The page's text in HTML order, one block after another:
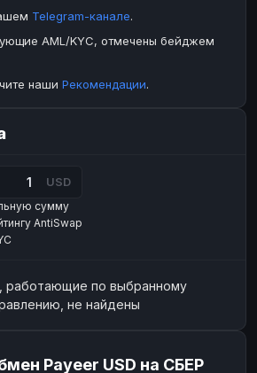
USD
USD
Paxum
Payoneer
ЮMoney
КРИПТОБИРЖ
RUB Альфа-Банк
Telegram-канале.
AML/KYC, отмечены бейджем
наши Рекомендации.
USD
сумму
AntiSwap
работающие по выбранному
не найдены
Payeer USD на СБЕР